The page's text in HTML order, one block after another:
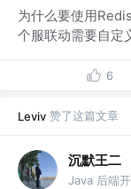
为什么要使用
个服联动需要自定
6
Leviv 赞了这篇文章
沉默王二